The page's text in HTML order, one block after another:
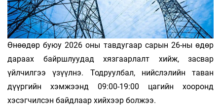
Өнөөдөр буюу 2026 оны тавдугаар сарын 26-ны өдөр
дараах байршлуудад хязгаарлалт хийж, засвар
үйлчилгээ үзүүлнэ. Тодруулбал, нийслэлийн таван
дүүргийн хэмжээнд 09:00-19:00 цагийн хооронд
хэсэгчилсэн байдлаар хийхээр болжээ.